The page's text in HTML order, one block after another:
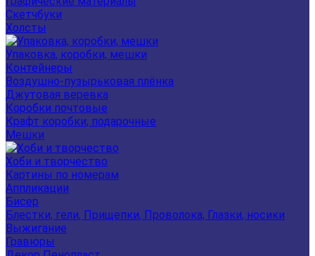
Скетчбуки
Холсты
Упаковка, коробки, мешки
Контейнеры
Воздушно-пузырьковая плёнка
Джутовая веревка
Коробки почтовые
Крафт коробки, подарочные
Мешки
Хоби и творчество
Картины по номерам
Аппликации
Бисер
Блестки, гели, Прищепки, Проволока, Глазки, носики
Выжигание
Гравюры